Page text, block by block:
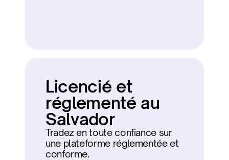
Licencié et
réglementé au
Salvador
Tradez en toute confiance sur
une plateforme réglementée et
conforme.